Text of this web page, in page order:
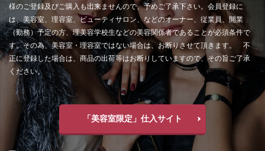
様のご登録及びご購入も出来ませんので、予めご了承下さい。会員登録に
は、美容室、理容室、ビューティサロン、などのオーナー、従業員、開業
（勤務）予定の方、理美容学校生などの美容関係者であることが必須条件で
す。その為、美容室・理容室ではない場合は、お断りさせて頂きます。 不
正に登録した場合は、商品の出荷等はお断りしていますので、その旨ご了承
ください。
「美容室限定」仕入サイト